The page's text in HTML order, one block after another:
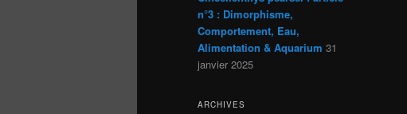
n°3 : Dimorphisme,
Comportement, Eau,
Alimentation & Aquarium 31
janvier 2025
ARCHIVES